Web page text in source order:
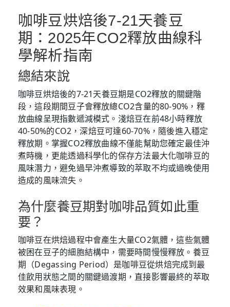
咖啡豆烘焙後7-21天養豆
期：2025年CO2釋放曲線科
學解析指南
總結來說
咖啡豆烘焙後的7-21天養豆期是CO2釋放的關鍵階
段，這段期間豆子會釋放總CO2含量的80-90%，釋
放曲線呈現指數遞減模式。淺焙豆在前48小時釋放
40-50%的CO2，深焙豆可達60-70%，隨後進入穩定
釋放期。掌握CO2釋放曲線不僅能幫助您確定最佳沖
煮時機，更能透過科學化的保存方法最大化咖啡豆的
風味潛力，避免過早沖煮導致的萃取不均或過晚使用
造成的風味流失。
為什麼養豆期對咖啡品質如此重
要？
咖啡豆在烘焙過程中會產生大量CO2氣體，這些氣體
被困在豆子的細胞結構中，需要時間慢慢釋放。養豆
期（Degassing Period）是咖啡豆從烘焙完成到最
佳飲用狀態之間的關鍵過渡期，直接影響最終的萃取
效果和風味表現。